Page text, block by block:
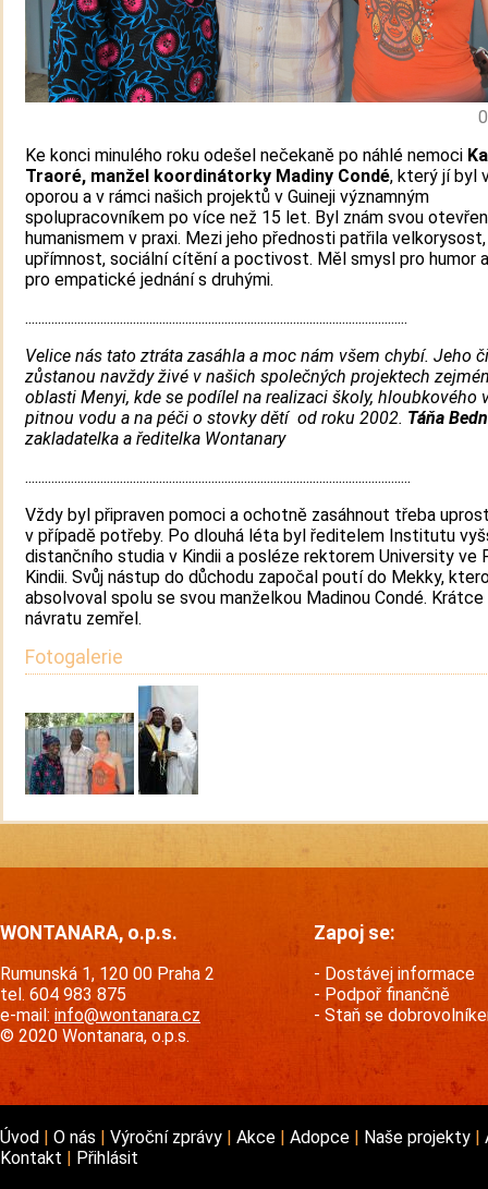
Ke konci minulého roku odešel nečekaně po náhlé nemoci
Traoré, manžel koordinátorky Madiny Condé, který jí byl
oporou a v rámci našich projektů v Guineji významným
spolupracovníkem po více než 15 let. Byl znám svou
humanismem v praxi. Mezi jeho přednosti patřila velkorysost,
upřímnost, sociální cítění a poctivost. Měl smysl pro humor
pro empatické jednání s druhými.
.....................................................................................................................
Velice nás tato ztráta zasáhla a moc nám všem chybí. Jeho
zůstanou navždy živé v našich společných projektech
oblasti Menyi, kde se podílel na realizaci školy, hloubkového
pitnou vodu a na péči o stovky dětí od roku 2002. Táňa
zakladatelka a ředitelka Wontanary
......................................................................................................................
Vždy byl připraven pomoci a ochotně zasáhnout třeba
v případě potřeby. Po dlouhá léta byl ředitelem Institutu
distančního studia v Kindii a posléze rektorem University ve
Kindii. Svůj nástup do důchodu započal poutí do Mekky,
absolvoval spolu se svou manželkou Madinou Condé. Krátce
návratu zemřel.
Fotogalerie
WONTANARA, o.p.s.
Rumunská 1, 120 00 Praha 2
tel. 604 983 875
e-mail: info@wontanara.cz
© 2020 Wontanara, o.p.s.
Zapoj se:
Dostávej informace
Podpoř finančně
Staň se
Úvod O nás Výroční zprávy Akce Adopce Naše projekty
Kontakt
Přihlásit